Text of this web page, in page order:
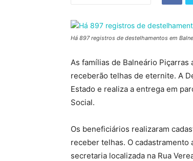
Há 897 registros de destelhamentos em
As famílias de Balneário
receberão telhas de eternite. A
Estado e realiza a entrega em
Social.
Os beneficiários realizaram
receber telhas. O
secretaria localizada na Rua